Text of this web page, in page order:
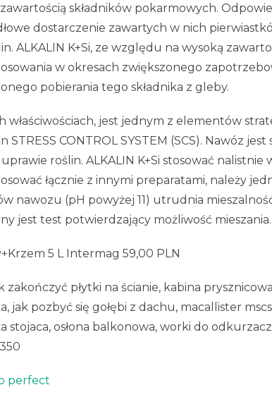
składników pokarmowych.
dostarczenie zawartych w nich
ALKALIN K+Si, ze względu na wysoką
w okresach zwiększonego
pobierania tego składnika z gleby.
właściwościach, jest jednym z elementów
CONTROL SYSTEM (SCS). Nawóz jest
roślin. ALKALIN K+Si stosować
łącznie z innymi preparatami, należy
nawozu (pH powyżej 11) utrudnia
jest test potwierdzający możliwość mieszania.
5 L Intermag 59,00 PLN
zakończyć płytki na ścianie, kabina prysznicowa
jak pozbyć się gołębi z dachu, macallister
stojaca, osłona balkonowa, worki do
perfect